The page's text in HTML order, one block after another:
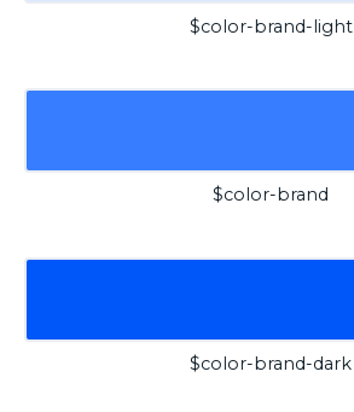
$color-brand-light
$color-brand
$color-brand-dark